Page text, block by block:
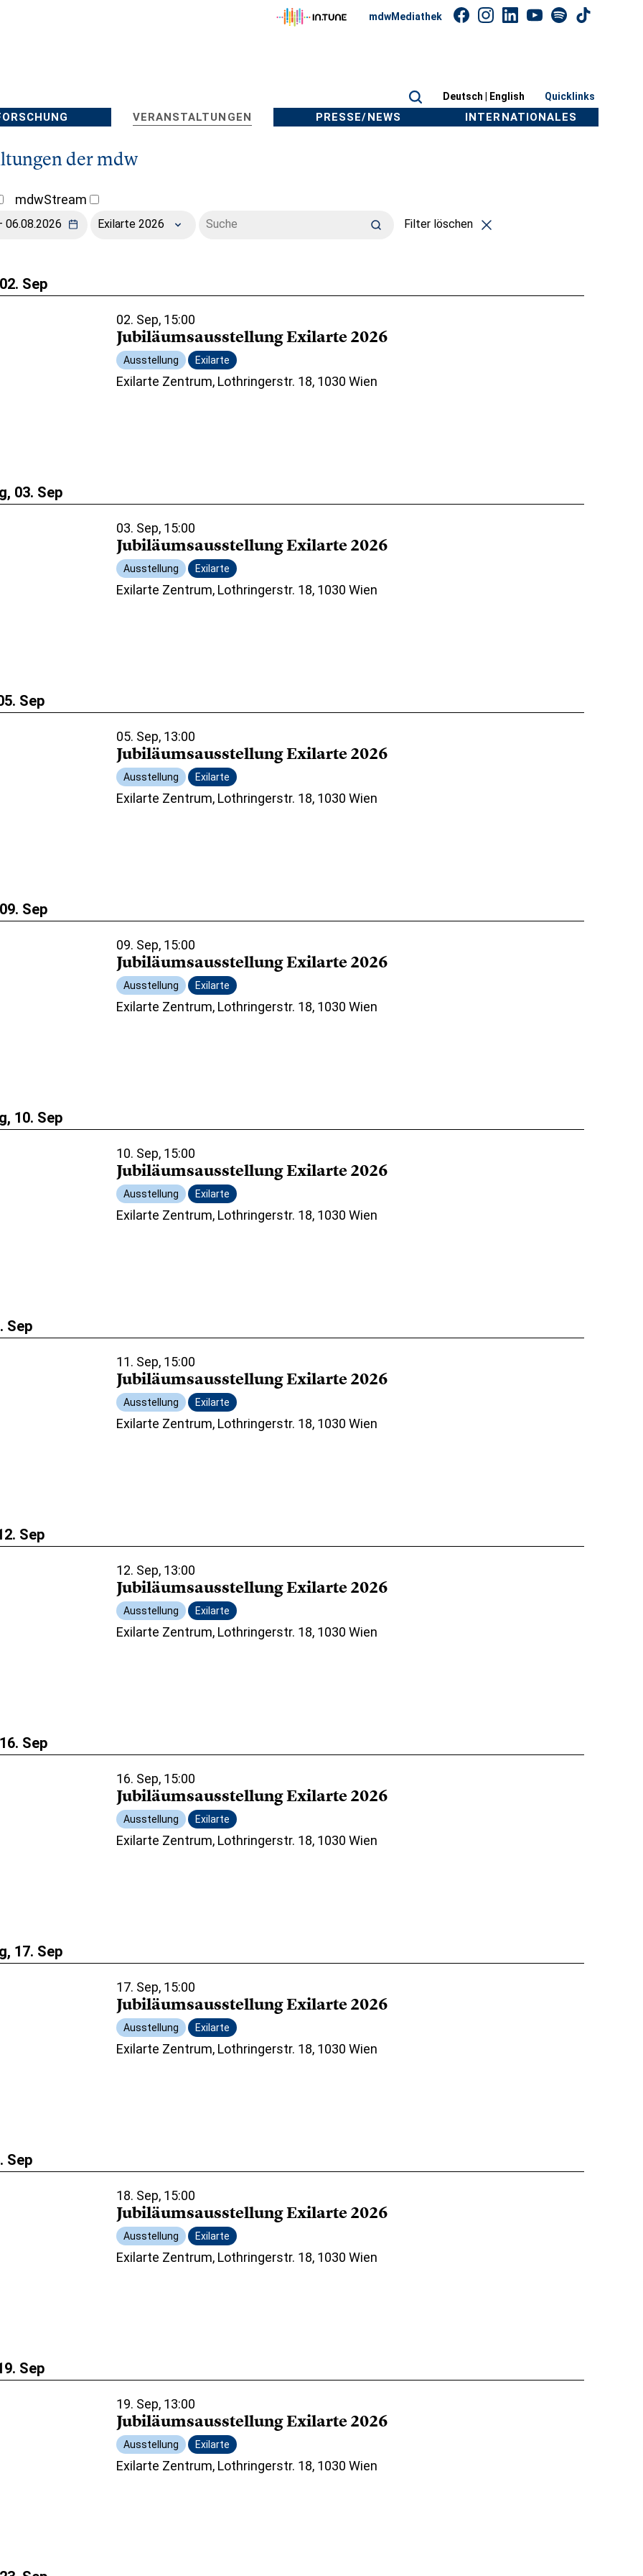
mdwMediathek
Deutsch | English Quicklinks
VERANSTALTUNGEN PRESSE/NEWS INTERNATIONALES
der mdw
mdwStream
Exilarte 2026 Filter löschen
Sep
02. Sep, 15:00
Jubiläumsausstellung Exilarte 2026
Ausstellung Exilarte
Exilarte Zentrum, Lothringerstr. 18, 1030 Wien
03. Sep
03. Sep, 15:00
Jubiläumsausstellung Exilarte 2026
Ausstellung Exilarte
Exilarte Zentrum, Lothringerstr. 18, 1030 Wien
Sep
05. Sep, 13:00
Jubiläumsausstellung Exilarte 2026
Ausstellung Exilarte
Exilarte Zentrum, Lothringerstr. 18, 1030 Wien
Sep
09. Sep, 15:00
Jubiläumsausstellung Exilarte 2026
Ausstellung Exilarte
Exilarte Zentrum, Lothringerstr. 18, 1030 Wien
10. Sep
10. Sep, 15:00
Jubiläumsausstellung Exilarte 2026
Ausstellung Exilarte
Exilarte Zentrum, Lothringerstr. 18, 1030 Wien
Sep
11. Sep, 15:00
Jubiläumsausstellung Exilarte 2026
Ausstellung Exilarte
Exilarte Zentrum, Lothringerstr. 18, 1030 Wien
Sep
12. Sep, 13:00
Jubiläumsausstellung Exilarte 2026
Ausstellung Exilarte
Exilarte Zentrum, Lothringerstr. 18, 1030 Wien
Sep
16. Sep, 15:00
Jubiläumsausstellung Exilarte 2026
Ausstellung Exilarte
Exilarte Zentrum, Lothringerstr. 18, 1030 Wien
17. Sep
17. Sep, 15:00
Jubiläumsausstellung Exilarte 2026
Ausstellung Exilarte
Exilarte Zentrum, Lothringerstr. 18, 1030 Wien
Sep
18. Sep, 15:00
Jubiläumsausstellung Exilarte 2026
Ausstellung Exilarte
Exilarte Zentrum, Lothringerstr. 18, 1030 Wien
Sep
19. Sep, 13:00
Jubiläumsausstellung Exilarte 2026
Ausstellung Exilarte
Exilarte Zentrum, Lothringerstr. 18, 1030 Wien